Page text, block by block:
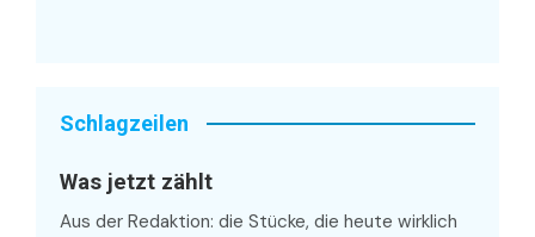
Schlagzeilen
Was jetzt zählt
Aus der Redaktion: die Stücke, die heute wirklich